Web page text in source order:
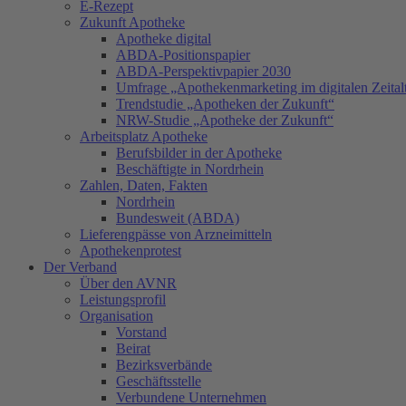
E-Rezept
Zukunft Apotheke
Apotheke digital
ABDA-Positionspapier
ABDA-Perspektivpapier 2030
Umfrage „Apothekenmarketing im digitalen
Trendstudie „Apotheken der Zukunft“
NRW-Studie „Apotheke der Zukunft“
Arbeitsplatz Apotheke
Berufsbilder in der Apotheke
Beschäftigte in Nordrhein
Zahlen, Daten, Fakten
Nordrhein
Bundesweit (ABDA)
Lieferengpässe von Arzneimitteln
Apothekenprotest
Der Verband
Über den AVNR
Leistungsprofil
Organisation
Vorstand
Beirat
Bezirksverbände
Geschäftsstelle
Verbundene Unternehmen